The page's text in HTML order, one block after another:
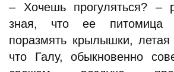
– Хочешь прогуляться? –
зная, что ее питомица
поразмять крылышки,
что Галу, обыкновенно